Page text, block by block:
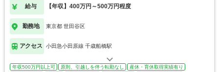
給与 【年収】400万円～500万円程度
勤務地 東京都 世田谷区
アクセス 小田急小田原線 千歳船橋駅
年収500万円以上可 原則、引越しを伴う転勤なし
産休・育休取得実績有り